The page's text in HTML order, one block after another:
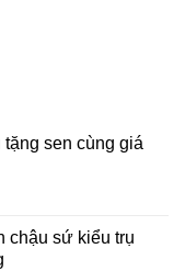
tặng sen cùng giá
chậu sứ kiểu trụ